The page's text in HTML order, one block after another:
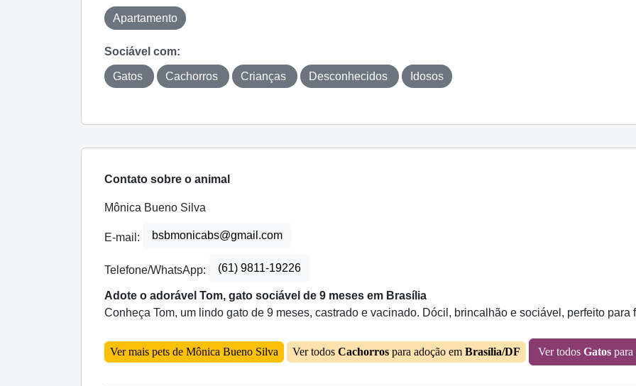
Apartamento
Sociável com:
Gatos Cachorros Crianças Desconhecidos Idosos
Contato sobre o animal
Mônica Bueno Silva
E-mail: bsbmonicabs@gmail.com
Telefone/WhatsApp: (61) 9811-19226
Adote o adorável Tom, gato sociável de 9 meses em Brasília
Conheça Tom, um lindo gato de 9 meses, castrado e vacinado. Dócil, brincalhão e sociável, perfeito
Ver mais pets de Mônica Bueno Silva Ver todos Cachorros para adoção em Brasília/DF Ver todos Gatos para